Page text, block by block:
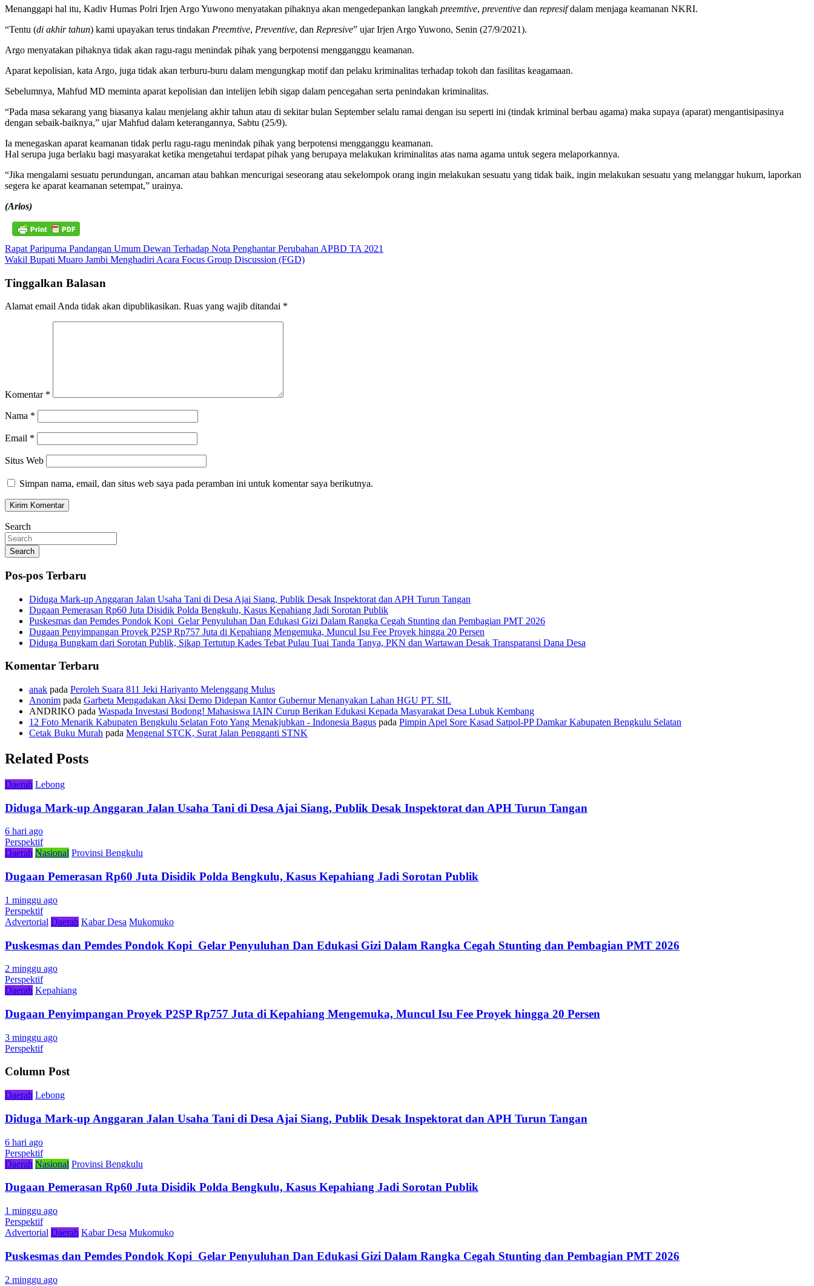
Menanggapi hal itu, Kadiv Humas Polri Irjen Argo Yuwono menyatakan pihaknya akan mengedepankan langkah preemtive, preventive dan represifdalam menjaga keamanan NKRI.
“Tentu (di akhir tahun) kami upayakan terus tindakan Preemtive, Preventive, dan Represive” ujar Irjen Argo Yuwono, Senin (27/9/2021).
Argo menyatakan pihaknya tidak akan ragu-ragu menindak pihak yang berpotensi mengganggu keamanan.
Aparat kepolisian, kata Argo, juga tidak akan terburu-buru dalam mengungkap motif dan pelaku kriminalitas terhadap tokoh dan fasilitas keagamaan.
Sebelumnya, Mahfud MD meminta aparat kepolisian dan intelijen lebih sigap dalam pencegahan serta penindakan kriminalitas.
“Pada masa sekarang yang biasanya kalau menjelang akhir tahun atau di sekitar bulan September selalu ramai dengan isu seperti ini (tindak kriminal berbau agama) maka supaya (aparat) mengantisipasinya
dengan sebaik-baiknya,” ujar Mahfud dalam keterangannya, Sabtu (25/9).
Ia menegaskan aparat keamanan tidak perlu ragu-ragu menindak pihak yang berpotensi mengganggu keamanan.
Hal serupa juga berlaku bagi masyarakat ketika mengetahui terdapat pihak yang berupaya melakukan kriminalitas atas nama agama untuk segera melaporkannya.
“Jika mengalami sesuatu perundungan, ancaman atau bahkan mencurigai seseorang atau sekelompok orang ingin melakukan sesuatu yang tidak baik, ingin melakukan sesuatu yang melanggar hukum, laporkan
segera ke aparat keamanan setempat,” urainya.
(Arios)
Navigasi
pos
Rapat Paripurna Pandangan Umum Dewan Terhadap Nota Penghantar Perubahan APBD TA 2021
Wakil Bupati Muaro Jambi Menghadiri Acara Focus Group Discussion (FGD)
Tinggalkan Balasan
Alamat email Anda tidak akan dipublikasikan. Ruas yang wajib ditandai *
Komentar *
Nama *
Email *
Situs Web
Simpan nama, email, dan situs web saya pada peramban ini untuk komentar saya berikutnya.
Search
Search
Pos-pos Terbaru
Diduga Mark-up Anggaran Jalan Usaha Tani di Desa Ajai Siang, Publik Desak Inspektorat dan APH Turun Tangan
Dugaan Pemerasan Rp60 Juta Disidik Polda Bengkulu, Kasus Kepahiang Jadi Sorotan Publik
Puskesmas dan Pemdes Pondok Kopi Gelar Penyuluhan Dan Edukasi Gizi Dalam Rangka Cegah Stunting dan Pembagian PMT 2026
Dugaan Penyimpangan Proyek P2SP Rp757 Juta di Kepahiang Mengemuka, Muncul Isu Fee Proyek hingga 20 Persen
Diduga Bungkam dari Sorotan Publik, Sikap Tertutup Kades Tebat Pulau Tuai Tanda Tanya, PKN dan Wartawan Desak Transparansi Dana Desa
Komentar Terbaru
anak pada Peroleh Suara 811 Jeki Hariyanto Melenggang Mulus
Anonim pada Garbeta Mengadakan Aksi Demo Didepan Kantor Gubernur Menanyakan Lahan HGU PT. SIL
ANDRIKO pada Waspada Investasi Bodong! Mahasiswa IAIN Curup Berikan Edukasi Kepada Masyarakat Desa Lubuk Kembang
12 Foto Menarik Kabupaten Bengkulu Selatan Foto Yang Menakjubkan - Indonesia Bagus pada Pimpin Apel Sore Kasad Satpol-PP Damkar Kabupaten Bengkulu Selatan
Cetak Buku Murah pada Mengenal STCK, Surat Jalan Pengganti STNK
Related Posts
Daerah Lebong
Diduga Mark-up Anggaran Jalan Usaha Tani di Desa Ajai Siang, Publik Desak Inspektorat dan APH Turun Tangan
6 hari ago
Perspektif
Daerah Nasional Provinsi Bengkulu
Dugaan Pemerasan Rp60 Juta Disidik Polda Bengkulu, Kasus Kepahiang Jadi Sorotan Publik
1 minggu ago
Perspektif
Advertorial Daerah Kabar Desa Mukomuko
Puskesmas dan Pemdes Pondok Kopi Gelar Penyuluhan Dan Edukasi Gizi Dalam Rangka Cegah Stunting dan Pembagian PMT 2026
2 minggu ago
Perspektif
Daerah Kepahiang
Dugaan Penyimpangan Proyek P2SP Rp757 Juta di Kepahiang Mengemuka, Muncul Isu Fee Proyek hingga 20 Persen
3 minggu ago
Perspektif
Column Post
Daerah Lebong
Diduga Mark-up Anggaran Jalan Usaha Tani di Desa Ajai Siang, Publik Desak Inspektorat dan APH Turun Tangan
6 hari ago
Perspektif
Daerah Nasional Provinsi Bengkulu
Dugaan Pemerasan Rp60 Juta Disidik Polda Bengkulu, Kasus Kepahiang Jadi Sorotan Publik
1 minggu ago
Perspektif
Advertorial Daerah Kabar Desa Mukomuko
Puskesmas dan Pemdes Pondok Kopi Gelar Penyuluhan Dan Edukasi Gizi Dalam Rangka Cegah Stunting dan Pembagian PMT 2026
2 minggu ago